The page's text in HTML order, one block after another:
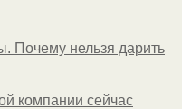
Почему нельзя дарить
компании сейчас